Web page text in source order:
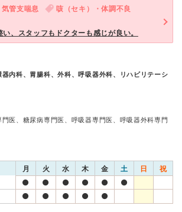
気管支喘息
咳（セキ）・体調不良
、スタッフもドクターも感じが良い。
内科、胃腸科、外科、呼吸器外科、リハビリテーシ
医、糖尿病専門医、呼吸器専門医、呼吸器外科専門
月 火 水 木 金 土 日 祝